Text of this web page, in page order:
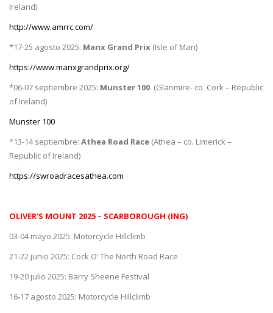
Ireland)
http://www.amrrc.com/
*17-25 agosto 2025: Manx Grand Prix (Isle of Man)
https://www.manxgrandprix.org/
*06-07 septiembre 2025: Munster 100 (Glanmire- co. Cork – Republic
of Ireland)
Munster 100
*13-14 septiembre: Athea Road Race (Athea – co. Limerick –
Republic of Ireland)
https://swroadracesathea.com
OLIVER’S MOUNT 2025 – SCARBOROUGH (ING)
03-04 mayo 2025: Motorcycle Hillclimb
21-22 junio 2025: Cock O’ The North Road Race
19-20 julio 2025: Barry Sheene Festival
16-17 agosto 2025: Motorcycle Hillclimb